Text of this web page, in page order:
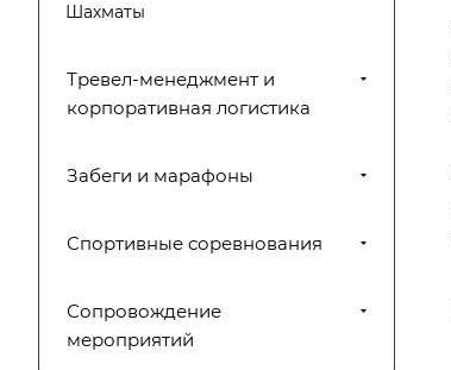
Шахматы
Тревел-менеджмент и
корпоративная логистика
Забеги и марафоны
Спортивные соревнования
Сопровождение
мероприятий